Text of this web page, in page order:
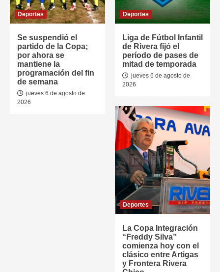
Deportes
Se suspendió el
partido de la Copa;
por ahora se
mantiene la
programación del fin
de semana
jueves 6 de agosto de
2026
Deportes
Liga de Fútbol Infantil
de Rivera fijó el
período de pases de
mitad de temporada
jueves 6 de agosto de
2026
Deportes
La Copa Integración
“Freddy Silva”
comienza hoy con el
clásico entre Artigas
y Frontera Rivera